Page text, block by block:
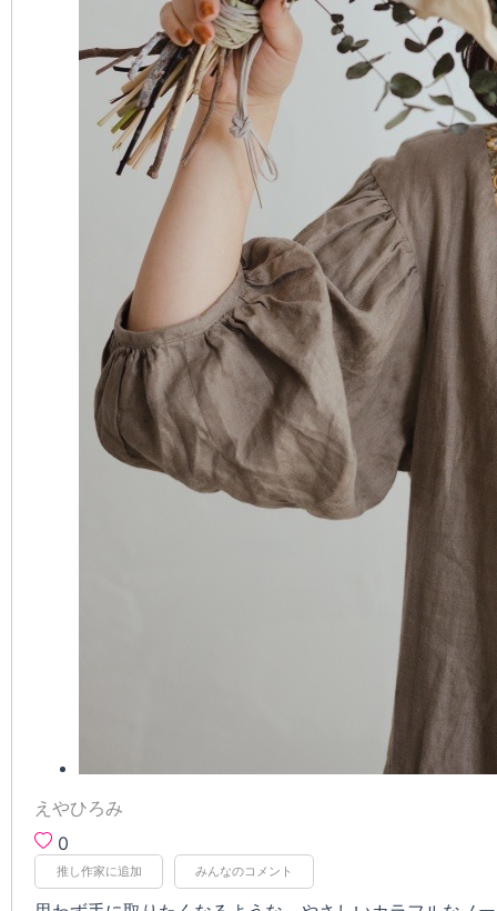
えやひろみ
0
推し作家に追加 みんなのコメント